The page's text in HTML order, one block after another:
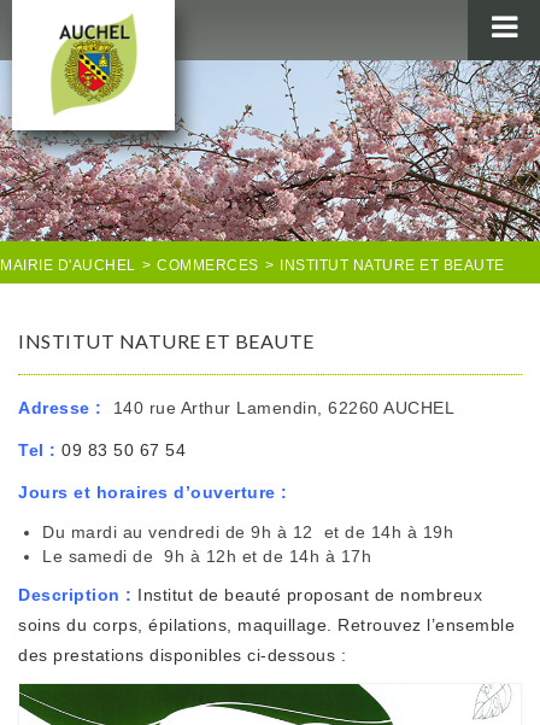
MAIRIE
AU QUOTIDIEN
AGENDA & LOISIRS
AUCHEL EN IMAGES
MAIRIE D'AUCHEL > COMMERCES > INSTITUT NATURE ET BEAUTE
INSTITUT NATURE ET BEAUTE
Adresse : 140 rue Arthur Lamendin, 62260 AUCHEL
Tel : 09 83 50 67 54
Jours et horaires d’ouverture :
Du mardi au vendredi de 9h à 12 et de 14h à 19h
Le samedi de 9h à 12h et de 14h à 17h
Description : Institut de beauté proposant de nombreux
soins du corps, épilations, maquillage. Retrouvez l’ensemble
des prestations disponibles ci-dessous :